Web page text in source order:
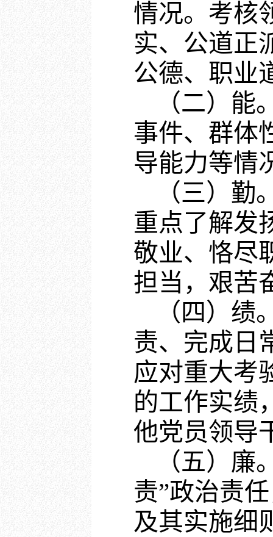
情况。考核
实、公道正
公德、职业
（二）
事件、群体
导能力等情
（三）
重点了解发
敬业、恪尽
担当，艰苦
（四）
责、完成日
应对重大考
的工作实绩
他党员领导
（五）
责”政治责
及其实施细